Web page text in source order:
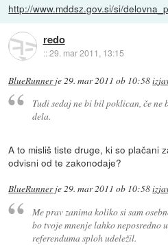
http://www.mddsz.gov.si/si/
redo
::29. mar 2011, 13:15
BlueRunnerje 29. mar 2011 ob 10:58
Tudi sedaj ne bi bil poklican, če
dela.
A to misliš tiste druge, ki so plačani
odvisni od te zakonodaje?
BlueRunnerje29. mar 2011 ob 10:58
Me prav zanima koliko si sam
bo tvoje mnenje lahko neposredno
referenduma sploh udeležil.